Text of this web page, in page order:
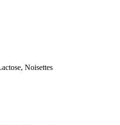
Noisettes